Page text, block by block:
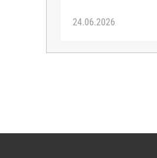
24.06.2026